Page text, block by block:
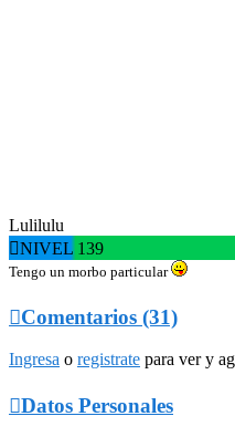
Lulilulu
NIVEL 139
Tengo un morbo particular
Comentarios (31)
Ingresa o registrate para ver y
Datos Personales